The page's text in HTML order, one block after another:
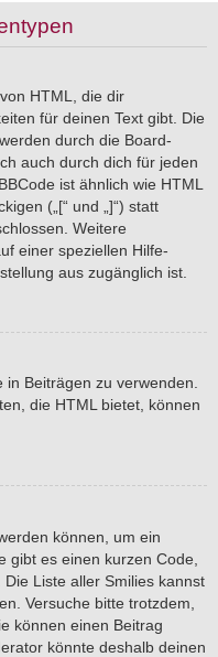
HTML, die dir
für deinen Text gibt. Die
durch die Board-
auch durch dich für jeden
ist ähnlich wie HTML
(„[“ und „]“) statt
Weitere
einer speziellen Hilfe-
aus zugänglich ist.
Beiträgen zu verwenden.
die HTML bietet, können
können, um ein
gibt es einen kurzen Code,
Liste aller Smilies kannst
Versuche bitte trotzdem,
können einen Beitrag
könnte deshalb deinen